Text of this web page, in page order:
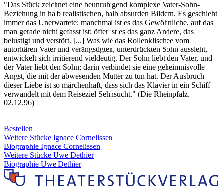
"Das Stück zeichnet eine beunruhigend komplexe Vater-Sohn-
Beziehung in halb realistischen, halb absurden Bildern. Es geschieht
immer das Unerwartete; manchmal ist es das Gewöhnliche, auf das
man gerade nicht gefasst ist; öfter ist es das ganz Andere, das
belustigt und verstört. [...] Was wie das Rollenklischee vom
autoritären Vater und verängstigten, unterdrückten Sohn aussieht,
entwickelt sich irritierend vieldeutig. Der Sohn liebt den Vater, und
der Vater liebt den Sohn; darin verbindet sie eine geheimnisvolle
Angst, die mit der abwesenden Mutter zu tun hat. Der Ausbruch
dieser Liebe ist so märchenhaft, dass sich das Klavier in ein Schiff
verwandelt mit dem Reiseziel Sehnsucht." (Die Rheinpfalz,
02.12.96)
Bestellen
Weitere Stücke Ignace Cornelissen
Biographie Ignace Cornelissen
Weitere Stücke Uwe Dethier
Biographie Uwe Dethier